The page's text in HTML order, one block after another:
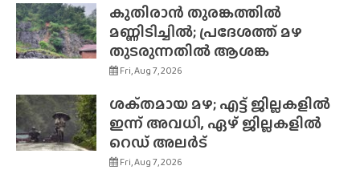
കുതിരാൻ തുരങ്കത്തിൽ
മണ്ണിടിച്ചിൽ; പ്രദേശത്ത് മഴ
തുടരുന്നതിൽ ആശങ്ക
Fri, Aug 7, 2026
ശക്‌തമായ മഴ; എട്ട് ജില്ലകളിൽ
ഇന്ന് അവധി, ഏഴ് ജില്ലകളിൽ
റെഡ് അലർട്
Fri, Aug 7, 2026